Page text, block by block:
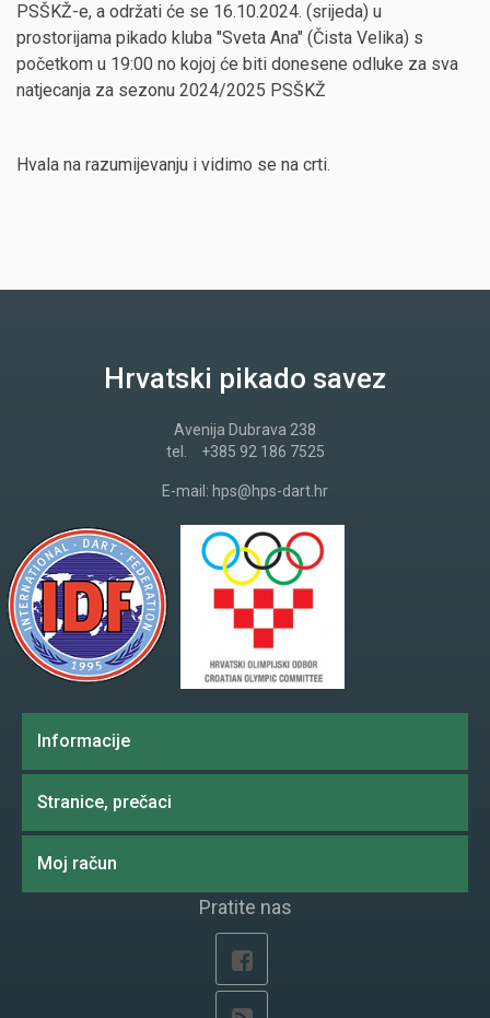
PSŠKŽ-e, a održati će se 16.10.2024. (srijeda) u
prostorijama pikado kluba "Sveta Ana" (Čista Velika) s
početkom u 19:00 no kojoj će biti donesene odluke za sva
natjecanja za sezonu 2024/2025 PSŠKŽ
Hvala na razumijevanju i vidimo se na crti.
Hrvatski pikado savez
Avenija Dubrava 238
tel.
+385 92 186 7525
E-mail: hps@hps-dart.hr
Informacije
Stranice, prečaci
Moj račun
Pratite nas